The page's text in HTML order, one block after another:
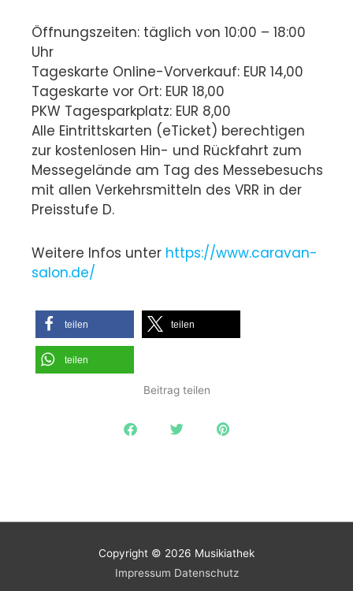
Öffnungszeiten: täglich von 10:00 – 18:00
Uhr
Tageskarte Online-Vorverkauf: EUR 14,00
Tageskarte vor Ort: EUR 18,00
PKW Tagesparkplatz: EUR 8,00
Alle Eintrittskarten (eTicket) berechtigen
zur kostenlosen Hin- und Rückfahrt zum
Messegelände am Tag des Messebesuchs
mit allen Verkehrsmitteln des VRR in der
Preisstufe D.
Weitere Infos unter https://www.caravan-
salon.de/
teilen teilen
teilen
Beitrag teilen
Copyright © 2026 Musikiathek
Impressum Datenschutz